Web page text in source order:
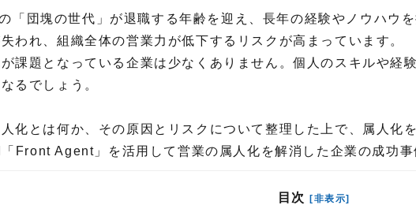
「団塊の世代」が退職する年齢を迎え、長年の経験やノウハウ
われ、組織全体の営業力が低下するリスクが高まっています。
課題となっている企業は少なくありません。個人のスキルや経
るでしょう。
化とは何か、その原因とリスクについて整理した上で、属人化
Front Agent」を活用して営業の属人化を解消した企業の成功
目次 [非表示]